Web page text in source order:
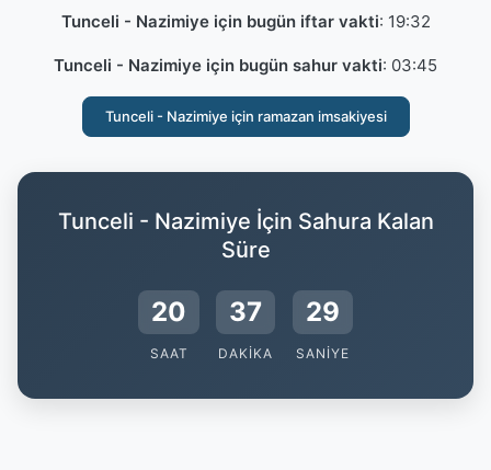
Tunceli - Nazimiye için bugün iftar vakti: 19:32
Tunceli - Nazimiye için bugün sahur vakti: 03:45
Tunceli - Nazimiye için ramazan imsakiyesi
Tunceli - Nazimiye İçin Sahura Kalan
Süre
20
SAAT
37
DAKIKA
28
SANIYE